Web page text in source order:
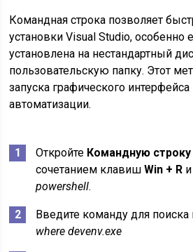
Командная строка позволяет
установки Visual Studio, особенно
установлена на нестандартный
пользовательскую папку. Этот
запуска графического
автоматизации.
Откройте Командную строку
сочетанием клавишWin + R
powershell.
Введите команду для поиска
where devenv.exe